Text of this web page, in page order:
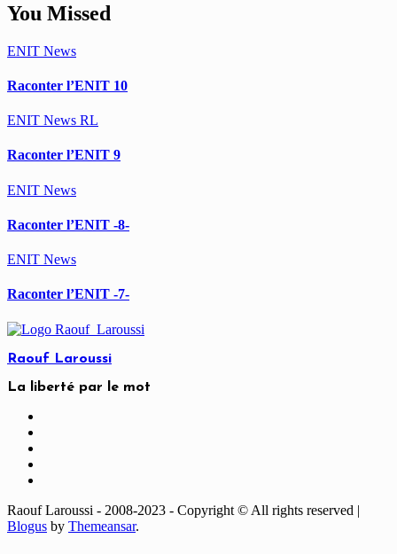
You Missed
ENIT News
Raconter l’ENIT 10
ENIT News RL
Raconter l’ENIT 9
ENIT News
Raconter l’ENIT -8-
ENIT News
Raconter l’ENIT -7-
Raouf Laroussi
La liberté par le mot
Raouf Laroussi - 2008-2023 - Copyright © All rights reserved |
Blogus by Themeansar.